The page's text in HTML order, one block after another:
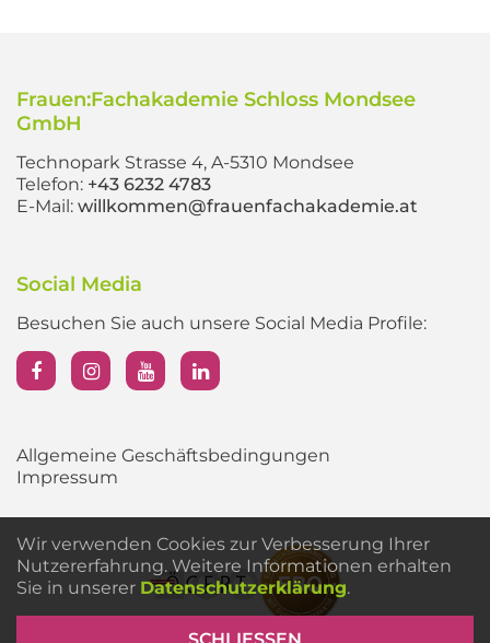
Frauen:Fachakademie Schloss Mondsee
GmbH
Technopark Strasse 4, A-5310 Mondsee
Telefon: +43 6232 4783
E-Mail: willkommen@frauenfachakademie.at
Social Media
Besuchen Sie auch unsere Social Media Profile:
Allgemeine Geschäftsbedingungen
Impressum
Wir verwenden Cookies zur Verbesserung Ihrer
Nutzererfahrung. Weitere Informationen erhalten
Sie in unserer Datenschutzerklärung.